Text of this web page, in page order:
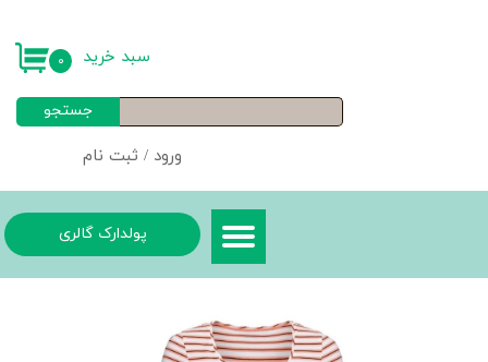
ورود / ثبت نام
خروج از حساب کاربری
جستجو
۰ سبد خرید
پولدارک گالری